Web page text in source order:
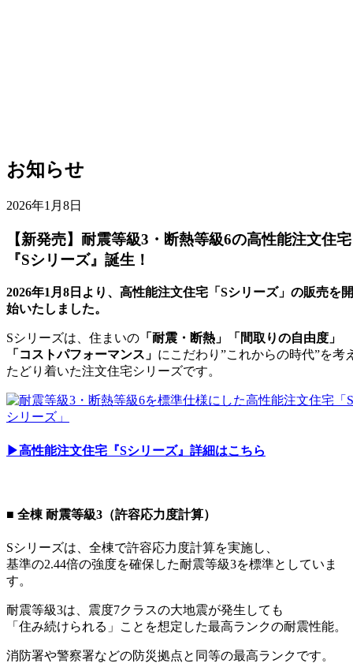
お知らせ
2026年1月8日
【新発売】耐震等級3・断熱等級6の高性能注文住宅
『Sシリーズ』誕生！
2026年1月8日より、高性能注文住宅「Sシリーズ」の販売を開
始いたしました。
Sシリーズは、住まいの 「耐震・断熱」「間取りの自由度」
「コストパフォーマンス」 にこだわり”これからの時代”を考
たどり着いた注文住宅シリーズです。
▶︎高性能注文住宅『Sシリーズ』詳細はこちら
■ 全棟 耐震等級3（許容応力度計算）
Sシリーズは、全棟で許容応力度計算を実施し、
基準の2.44倍の強度を確保した耐震等級3を標準としていま
す。
耐震等級3は、震度7クラスの大地震が発生しても
「住み続けられる」ことを想定した最高ランクの耐震性能。
消防署や警察署などの防災拠点と同等の最高ランクです。